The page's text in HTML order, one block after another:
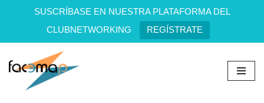
SUSCRÍBASE EN NUESTRA PLATAFORMA DEL
CLUBNETWORKING
REGÍSTRATE
Saltar